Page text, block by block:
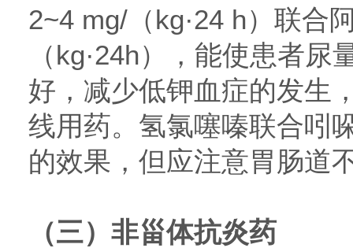
2~4 mg/（kg·24 h）联合
（kg·24h），能使患者
好，减少低钾血症的发生
线用药。氢氯噻嗪联合吲
的效果，但应注意胃肠道
（三）非甾体抗炎药